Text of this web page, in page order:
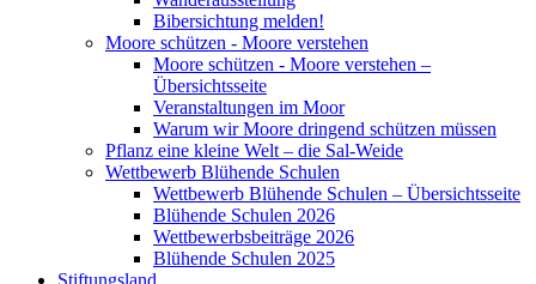
Bibersichtung melden!
Moore schützen - Moore verstehen
Moore schützen - Moore verstehen –
Übersichtsseite
Veranstaltungen im Moor
Warum wir Moore dringend schützen müssen
Pflanz eine kleine Welt – die Sal-Weide
Wettbewerb Blühende Schulen
Wettbewerb Blühende Schulen – Übersichtsseite
Blühende Schulen 2026
Wettbewerbsbeiträge 2026
Blühende Schulen 2025
Stiftungsland